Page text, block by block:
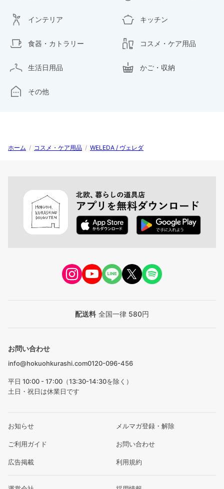
インテリア キッチン
食器・カトラリー コスメ・ケア用品
生活日用品 かご・収納
その他
ホーム / コスメ・ケア用品 / WELEDA / ヴェレダ
配送料 全国一律 580円
お問い合わせ
info@hokuohkurashi.com0120-096-456
平日 10:00 - 17:00（13:30-14:30を除く）
土日・祝日は休業日です
お知らせ メルマガ登録・解除
ご利用ガイド お問い合わせ
広告掲載 利用規約